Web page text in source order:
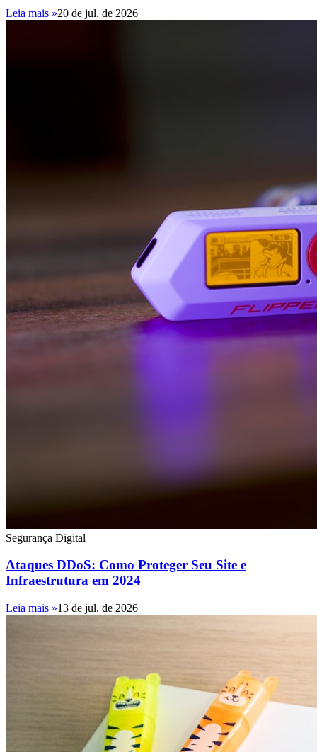
Leia mais »20 de jul. de 2026
Segurança Digital
Ataques DDoS: Como Proteger Seu Site e
Infraestrutura em 2024
Leia mais »13 de jul. de 2026